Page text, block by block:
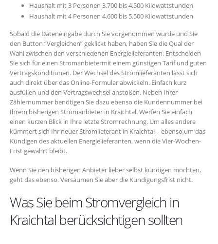
Haushalt mit 3 Personen 3.700 bis 4.500 Kilowattstunden
Haushalt mit 4 Personen 4.600 bis 5.500 Kilowattstunden
Sobald die Dateneingabe durch Sie vorgenommen wurde und Sie
den Button “Vergleichen” geklickt haben, haben Sie die Qual der
Wahl zwischen den verschiedenen Energielieferanten. Entscheiden
Sie sich für einen Stromanbietermit einem günstigen Tarif und guten
Vertragskonditionen. Der Wechsel des Stromlieferanten lässt sich
auch direkt über das Online-Formular abwickeln. Einfach kurz
ausfüllen und den Vertragswechsel anstoßen. Neben Ihrer
Zählernummer benötigen Sie dazu ebenso die Kundennummer bei
Ihrem bisherigen Stromanbieter in Kraichtal. Werfen Sie einfach
einen kurzen Blick in Ihre letzte Stromrechnung. Um alles andere
kümmert sich Ihr neuer Stromlieferant in Kraichtal – ebenso um das
Kündigen des aktuellen Energielieferanten, wenn die Vier-Wochen-
Frist gewahrt bleibt.
Wenn Sie den bisherigen Anbieter lieber selbst kündigen möchten,
geht das ebenso. Versäumen Sie aber die Kündigungsfrist nicht.
Was Sie beim Stromvergleich in
Kraichtal berücksichtigen sollten